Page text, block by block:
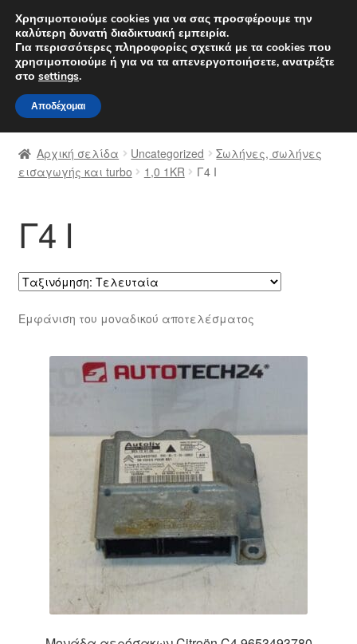
ΑΠΟΣΤΟΛΗ από 7 EUR
Δευτέρα-Παρ. 9 π.μ. - 4 μ.μ.
Απευθείας
μετάβαση
στην
πλοήγηση
Μετάβαση
σε
περιεχόμενο
Αρχική
Διαδικασία Παραπόνων
Καροτσάκι
Μεταφορά
Ολοκλήρωση αγοράς
Παγκόσμια αποστολή
πληρωμές
Πολιτική Απορρήτου
Αρχική σελίδα Uncategorized
Σωλήνες, σωλήνες
εισαγωγής και turbo
1,0 1KR Γ4 Ι
Γ4 Ι
Εμφάνιση του μοναδικού αποτελέσματος
Χρησιμοποιούμε cookies για να σας προσφέρουμε την
καλύτερη δυνατή διαδικτυακή εμπειρία.
Για περισσότερες πληροφορίες σχετικά με τα cookies που
χρησιμοποιούμε ή για να τα απενεργοποιήσετε, ανατρέξτε
στο settings.
Αποδέχομαι